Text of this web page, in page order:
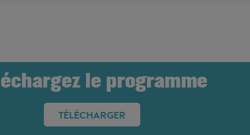
le programme
TÉLÉCHARGER